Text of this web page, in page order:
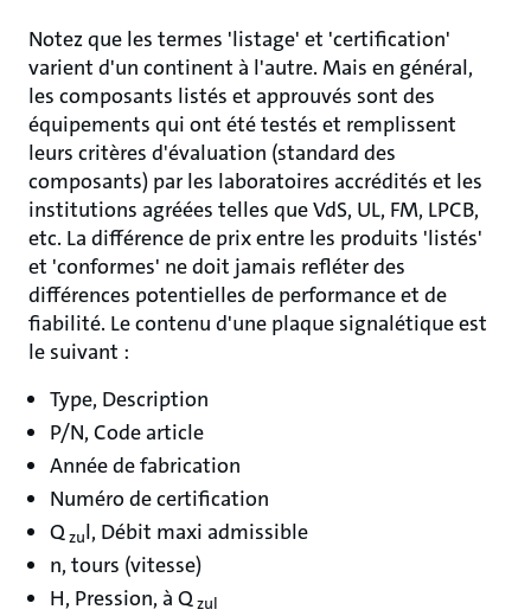
Notez que les termes 'listage' et 'certification'
varient d'un continent à l'autre. Mais en général,
les composants listés et approuvés sont des
équipements qui ont été testés et remplissent
leurs critères d'évaluation (standard des
composants) par les laboratoires accrédités et les
institutions agréées telles que VdS, UL, FM, LPCB,
etc. La différence de prix entre les produits 'listés'
et 'conformes' ne doit jamais refléter des
différences potentielles de performance et de
fiabilité. Le contenu d'une plaque signalétique est
le suivant :
Type, Description
P/N, Code article
Année de fabrication
Numéro de certification
Qzul, Débit maxi admissible
n, tours (vitesse)
H, Pression, à Qzul